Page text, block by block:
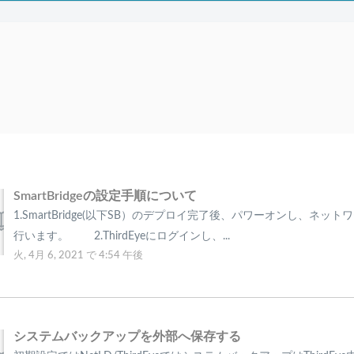
SmartBridgeの設定手順について
1.SmartBridge(以下SB）のデプロイ完了後、パワーオンし、ネット
行います。 2.ThirdEyeにログインし、...
火, 4月 6, 2021 で 4:54 午後
システムバックアップを外部へ保存する